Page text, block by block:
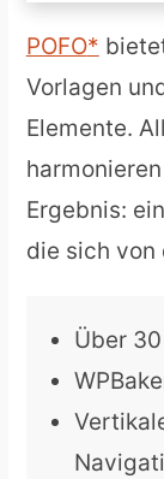
POFO
Vorlagen
Elemente.
Ergebnis:
die sich von
Über